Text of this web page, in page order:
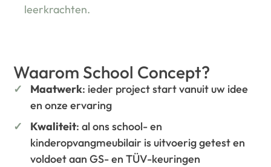
leerkrachten.
Waarom School Concept?
Maatwerk: ieder project start vanuit uw idee
en onze ervaring
Kwaliteit: al ons school- en
kinderopvangmeubilair is uitvoerig getest en
voldoet aan GS- en TÜV-keuringen